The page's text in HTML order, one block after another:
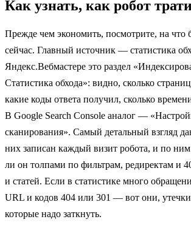
Как узнать, как робот
Прежде чем экономить, посмотрите, на что
сейчас. Главный источник — статистика
Яндекс.Вебмастере это раздел
Статистика обхода»: видно, сколько
какие коды ответа получил, сколько
В Google Search Console аналог —
сканирования». Самый детальный взгляд
них записан каждый визит робота, и по
ли он толпами по фильтрам, редиректам и
и статей. Если в статистике много
URL и кодов 404 или 301 — вот они,
которые надо заткнуть.